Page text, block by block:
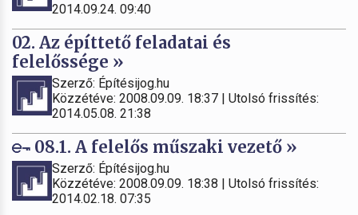
2014.09.24. 09:40
02. Az építtető feladatai és
felelőssége »
Szerző: Építésijog.hu
Közzétéve: 2008.09.09. 18:37 | Utolsó frissítés:
2014.05.08. 21:38
08.1. A felelős műszaki vezető »
Szerző: Építésijog.hu
Közzétéve: 2008.09.09. 18:38 | Utolsó frissítés:
2014.02.18. 07:35